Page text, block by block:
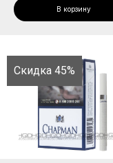
В корзину
Скидка 45%